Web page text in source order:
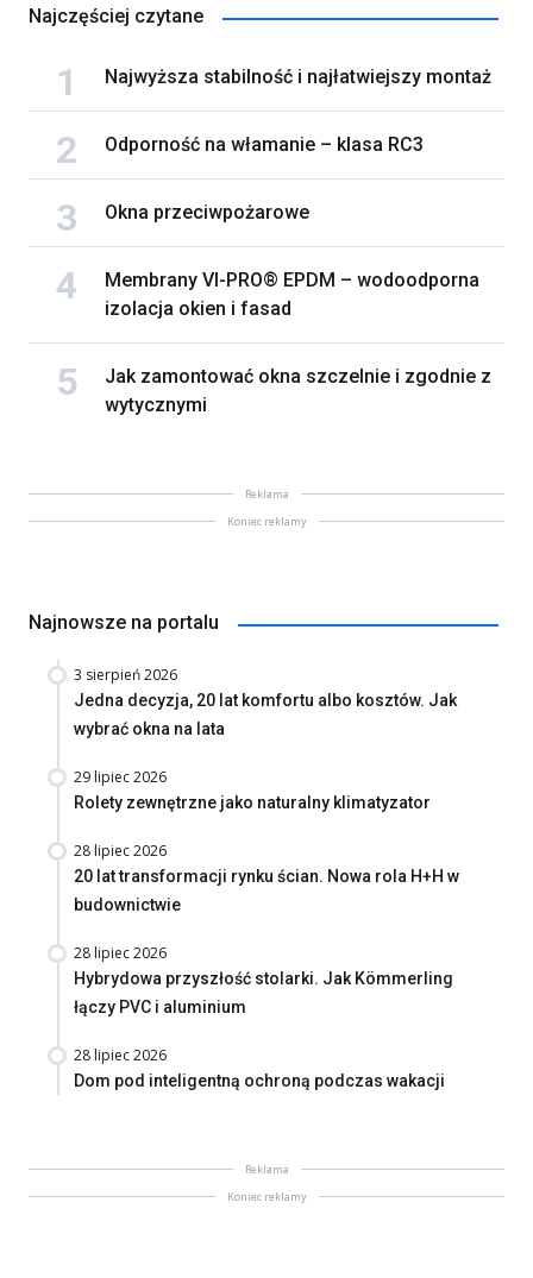
Najczęściej czytane
Najwyższa stabilność i najłatwiejszy montaż
Odporność na włamanie – klasa RC3
Okna przeciwpożarowe
Membrany VI-PRO® EPDM – wodoodporna
izolacja okien i fasad
Jak zamontować okna szczelnie i zgodnie z
wytycznymi
Reklama
Koniec reklamy
Najnowsze na portalu
3 sierpień 2026
Jedna decyzja, 20 lat komfortu albo kosztów. Jak
wybrać okna na lata
29 lipiec 2026
Rolety zewnętrzne jako naturalny klimatyzator
28 lipiec 2026
20 lat transformacji rynku ścian. Nowa rola H+H w
budownictwie
28 lipiec 2026
Hybrydowa przyszłość stolarki. Jak Kömmerling
łączy PVC i aluminium
28 lipiec 2026
Dom pod inteligentną ochroną podczas wakacji
Reklama
Koniec reklamy